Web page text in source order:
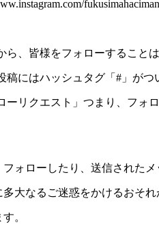
ら、皆様をフォローすることは
にはハッシュタグ「#」がつ
ーリクエスト」つまり、フォ
ォローしたり、送信された
大なるご迷惑をかけるおそ
。